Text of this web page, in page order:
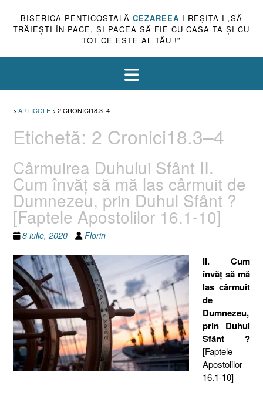
BISERICA PENTICOSTALĂ CEZAREEA I REŞIŢA I „SĂ
TRĂIEŞTI ÎN PACE, ŞI PACEA SĂ FIE CU CASA TA ŞI CU
TOT CE ESTE AL TĂU !”
> ARTICOLE > 2 CRONICI18.3–4
Etichetă: 2 Cronici18.3–4
Cârmuirea Duhului Sfânt II.
Cum învăţ să mă las cârmuit de
Dumnezeu, prin Duhul Sfânt ?
[Faptele Apostolilor 16.1-10]
8 iulie, 2020 Florin
II. Cum
învăţ să mă
las cârmuit
de
Dumnezeu,
prin Duhul
Sfânt ?
[Faptele
Apostolilor
16.1-10]